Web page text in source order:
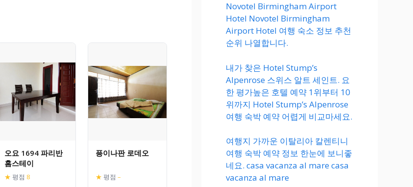
오요 1694 파리반
홈스테이
★ 평점 8
픙이나판 로데오
★ 평점 –
Novotel Birmingham Airport
Hotel Novotel Birmingham
Airport Hotel 여행 숙소 정보 추천
순위 나열합니다.
내가 찾은 Hotel Stump’s
Alpenrose 스위스 알트 세인트. 요
한 평가높은 호텔 예약 1위부터 10
위까지 Hotel Stump’s Alpenrose
여행 숙박 예약 어렵게 비교마세요.
여행지 가까운 이탈리아 칼렌티니
여행 숙박 예약 정보 한눈에 보니좋
네요. casa vacanza al mare casa
vacanza al mare